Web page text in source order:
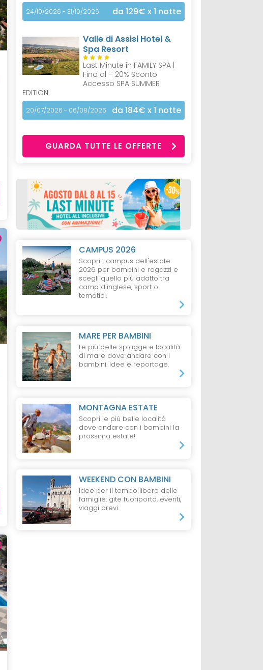
24/10/2026 - 31/10/2026 da 129€ x 1 notte
Valle di Assisi Hotel &
Spa Resort
Last Minute in FAMILY SPA |
Fino al – 20% Sconto
Accesso SPA SUMMER
EDITION
20/07/2026 - 06/08/2026 da 184€ x 1 notte
GUARDA TUTTE LE OFFERTE
CAMPUS 2026
Scopri i campus dell'estate
2026 per bambini e ragazzi e
scegli quello più adatto tra
camp d'inglese, sport o
tematici.
MARE PER BAMBINI
Le più belle spiagge e località
di mare dove andare con i
bambini. Idee e reportage.
MONTAGNA ESTATE
Scopri le più belle località
dove andare con i bambini la
prossima estate!
WEEKEND CON BAMBINI
Idee per il tempo libero delle
famiglie: gite fuoriporta, eventi,
viaggi brevi.